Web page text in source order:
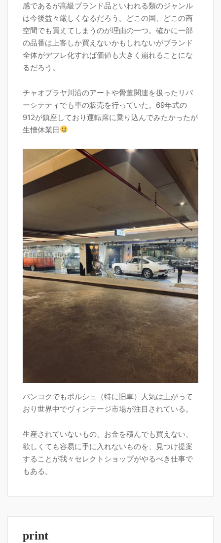
感であるが高級ブランド品といわれる類のジャンル
は今後益々厳しくなるだろう。どこの国、どこの商
空間でも買えてしまうのが理由の一つ。確かに一部
の品番は上客しか買えないかもしれないがブランド
全体がデフレ化すれば価値も大きく崩れることにな
るだろう。
チャオプラヤ川沿のアートや骨董関連を扱ったリバ
ーシテティでも車の販売を行っていた。69年式の
912が鎮座しており運転席に乗り込んでみたかったが
生憎休業日
バンコクでもポルシェ（特に旧車）人気は上がって
おり世界中でヴィンテージ市場が注目されている。
生産されていないもの、お金を積んでも買えない、
欲しくても容易に手に入れないものを、見つけ提案
することが我々セレクトショップがやるべき仕事で
もある。
print